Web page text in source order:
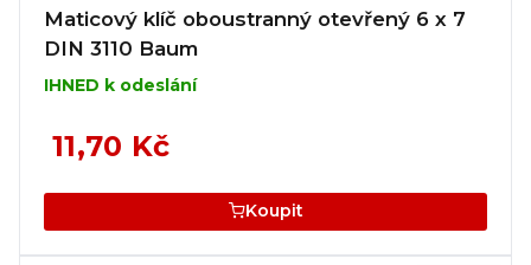
Maticový klíč oboustranný otevřený 6 x 7
DIN 3110 Baum
IHNED k odeslání
11,70 Kč
Koupit